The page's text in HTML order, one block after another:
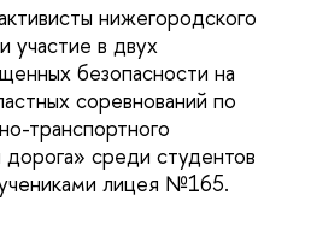
нижегородского
в двух
безопасности на
соревнований по
транспортного
дорога» среди студентов
лицея №165.